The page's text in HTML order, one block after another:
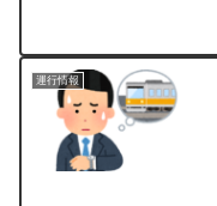
運行情報